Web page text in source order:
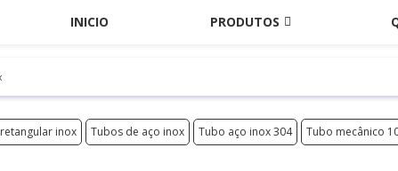
INICIO PRODUTOS
inox Tubos de aço inox Tubo aço inox 304 Tubo mecânico